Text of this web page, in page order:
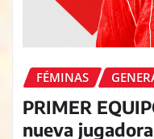
FÉMINAS
PRIMER
nueva